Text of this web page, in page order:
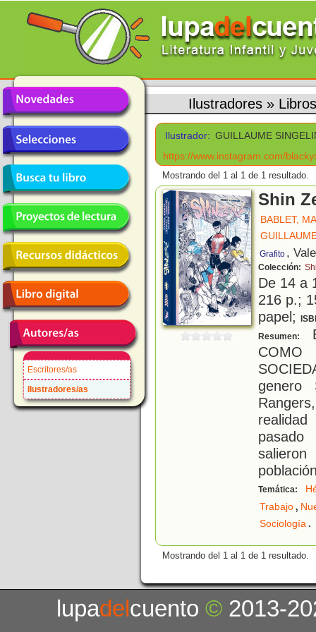
Escritores/as
Ilustradores/as
Ilustradores »
Ilustrador: GUILLAUME
https://www.instagram.com/
Mostrando del 1 al 1 de 1 resultado.
Shin
BABLET,
Grafito ,
Colección:
De 14 a
216 p.;
papel;
Resumen:
genero
Temática:
Trabajo,
Sociología.
Mostrando del 1 al 1 de 1 resultado.
lupadelcuento© 2013-